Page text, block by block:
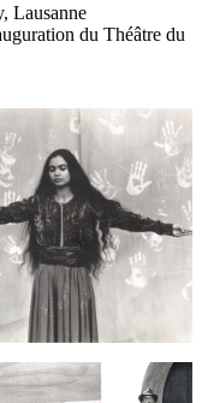
Lausanne
du Théâtre du